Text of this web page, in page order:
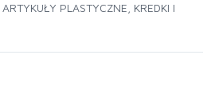
ARTYKUŁY PLASTYCZNE KREDKI I